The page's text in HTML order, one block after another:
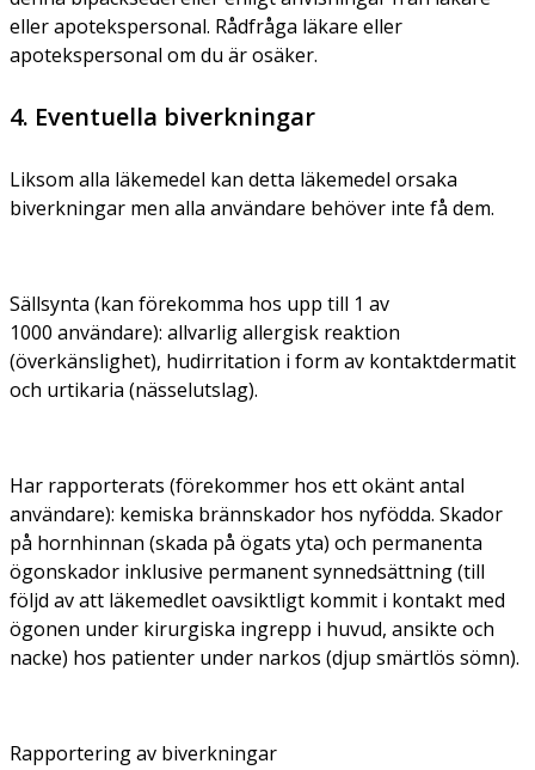
eller apotekspersonal. Rådfråga läkare eller
apotekspersonal om du är osäker.
4. Eventuella biverkningar
Liksom alla läkemedel kan detta läkemedel orsaka
biverkningar men alla användare behöver inte få dem.
Sällsynta (kan förekomma hos upp till 1 av
1000 användare): allvarlig allergisk reaktion
(överkänslighet), hudirritation i form av kontaktdermatit
och urtikaria (nässelutslag).
Har rapporterats (förekommer hos ett okänt antal
användare): kemiska brännskador hos nyfödda. Skador
på hornhinnan (skada på ögats yta) och permanenta
ögonskador inklusive permanent synnedsättning (till
följd av att läkemedlet oavsiktligt kommit i kontakt med
ögonen under kirurgiska ingrepp i huvud, ansikte och
nacke) hos patienter under narkos (djup smärtlös sömn).
Rapportering av biverkningar